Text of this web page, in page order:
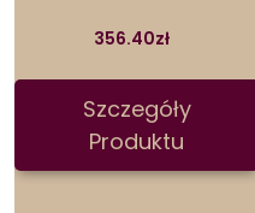
356.40zł
Szczegóły
Produktu